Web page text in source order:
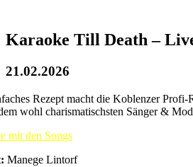
Karaoke Till Death –
21.02.2026
Rezept macht die Koblenzer
wohl charismatischsten Sänger &
mit den Songs
Manege Lintorf